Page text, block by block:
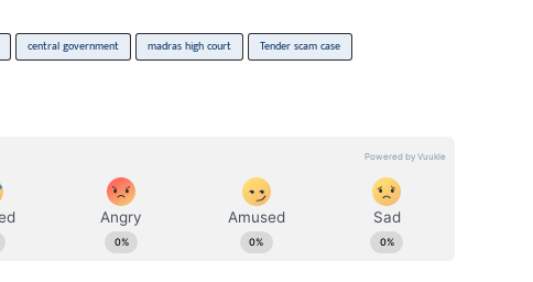
central government madras high court Tender scam case